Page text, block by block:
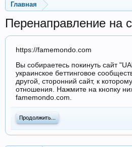
Главная
Перенаправление на
https://famemondo.com
Вы собираетесь покинуть сайт
украинское беттинговое
другой, сторонний сайт, к
отношения. Нажмите на кнопку
famemondo.com.
Продолжить...